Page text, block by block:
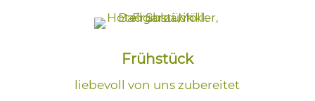
Frühstück
liebevoll von uns zubereitet